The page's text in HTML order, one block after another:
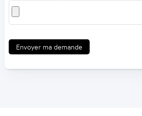
Envoyer ma demande